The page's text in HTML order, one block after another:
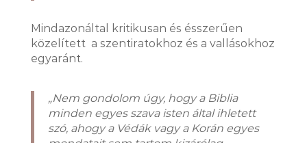
Mindazonáltal kritikusan és ésszerűen
közelített a szentiratokhoz és a vallásokhoz
egyaránt.
„Nem gondolom úgy, hogy a Biblia
minden egyes szava isten által ihletett
szó, ahogy a Védák vagy a Korán egyes